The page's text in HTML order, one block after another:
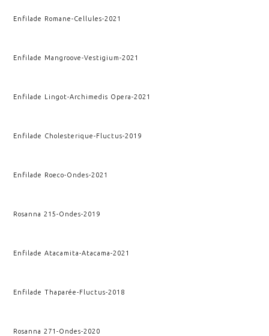
Enfilade Romane-Cellules-2021
Enfilade Mangroove-Vestigium-2021
Enfilade Lingot-Archimedis Opera-2021
Enfilade Cholesterique-Fluctus-2019
Enfilade Roeco-Ondes-2021
Rosanna 215-Ondes-2019
Enfilade Atacamita-Atacama-2021
Enfilade Thaparée-Fluctus-2018
Rosanna 271-Ondes-2020